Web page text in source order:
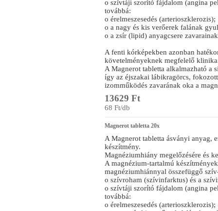
o szívtáji szorító fájdalom (angina
továbbá:
o érelmeszesedés (arterioszklerozis);
o a nagy és kis verőerek falának
o a zsír (lipid) anyagcsere
A fenti kórképekben azonban
követelményeknek megfelelő
A Magnerot tabletta alkalmazható a
így az éjszakai lábikragörcs,
izomműködés zavarának oka a
13629 Ft
68 Ft/db
Magnerot tabletta 20x
A Magnerot tabletta ásványi anyag,
készítmény.
Magnéziumhiány megelőzésére és
A magnézium-tartalmú
magnéziumhiánnyal összefüggő
o szívroham (szívinfarktus) és a
o szívtáji szorító fájdalom (angina
továbbá:
o érelmeszesedés (arterioszklerozis);